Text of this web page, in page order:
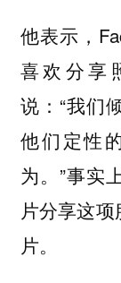
他表示，
喜欢分享
说：“我们
他们定性
为。”事实
片分享这
片。